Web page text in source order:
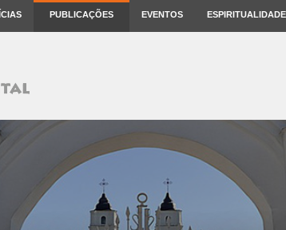
PUBLICAÇÕES EVENTOS ESPIRITUALIDADE